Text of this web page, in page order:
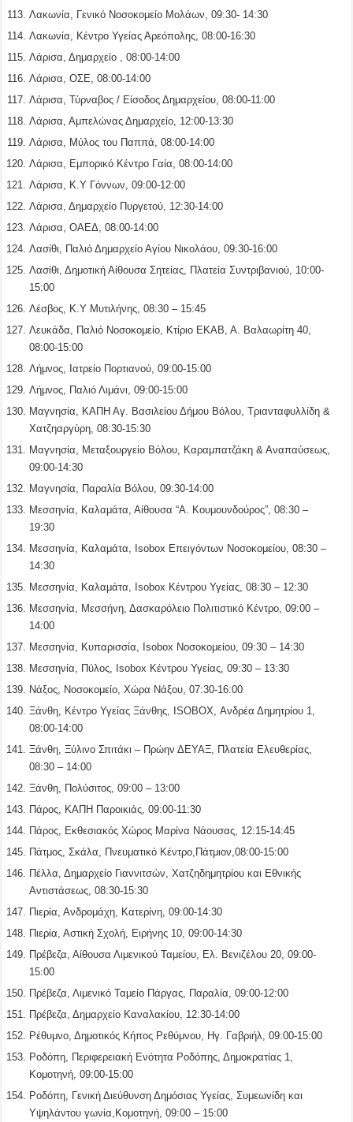
Λακωνία, Γενικό Νοσοκομείο Μολάων, 09:30- 14:30
Λακωνία, Κέντρο Υγείας Αρεόπολης, 08:00-16:30
Λάρισα, Δημαρχείο , 08:00-14:00
Λάρισα, ΟΣΕ, 08:00-14:00
Λάρισα, Τύρναβος / Είσοδος Δημαρχείου, 08:00-11:00
Λάρισα, Αμπελώνας Δημαρχείο, 12:00-13:30
Λάρισα, Μύλος του Παππά, 08:00-14:00
Λάρισα, Εμπορικό Κέντρο Γαία, 08:00-14:00
Λάρισα, Κ.Υ Γόννων, 09:00-12:00
Λάρισα, Δημαρχείο Πυργετού, 12:30-14:00
Λάρισα, ΟΑΕΔ, 08:00-14:00
Λασίθι, Παλιό Δημαρχείο Αγίου Νικολάου, 09:30-16:00
Λασίθι, Δημοτική Αίθουσα Σητείας, Πλατεία Συντριβανιού, 10:00-
15:00
Λέσβος, Κ.Υ Μυτιλήνης, 08:30 – 15:45
Λευκάδα, Παλιό Νοσοκομείο, Κτίριο ΕΚΑΒ, Α. Βαλαωρίτη 40,
08:00-15:00
Λήμνος, Ιατρείο Πορτιανού, 09:00-15:00
Λήμνος, Παλιό Λιμάνι, 09:00-15:00
Μαγνησία, ΚΑΠΗ Αγ. Βασιλείου Δήμου Βόλου, Τριανταφυλλίδη &
Χατζηαργύρη, 08:30-15:30
Μαγνησία, Μεταξουργείο Βόλου, Καραμπατζάκη & Αναπαύσεως,
09:00-14:30
Μαγνησία, Παραλία Βόλου, 09:30-14:00
Μεσσηνία, Καλαμάτα, Αίθουσα “Α. Κουμουνδούρος”, 08:30 –
19:30
Μεσσηνία, Καλαμάτα, Isobox Επειγόντων Νοσοκομείου, 08:30 –
14:30
Μεσσηνία, Καλαμάτα, Isobox Κέντρου Υγείας, 08:30 – 12:30
Μεσσηνία, Μεσσήνη, Δασκαρόλειο Πολιτιστικό Κέντρο, 09:00 –
14:00
Μεσσηνία, Κυπαρισσία, Isobox Νοσοκομείου, 09:30 – 14:30
Μεσσηνία, Πύλος, Isobox Κέντρου Υγείας, 09:30 – 13:30
Νάξος, Νοσοκομείο, Χώρα Νάξου, 07:30-16:00
Ξάνθη, Κέντρο Υγείας Ξάνθης, ISOBOX, Ανδρέα Δημητρίου 1,
08:00-14:00
Ξάνθη, Ξύλινο Σπιτάκι – Πρώην ΔΕΥΑΞ, Πλατεία Ελευθερίας,
08:30 – 14:00
Ξάνθη, Πολύσιτος, 09:00 – 13:00
Πάρος, ΚΑΠΗ Παροικιάς, 09:00-11:30
Πάρος, Εκθεσιακός Χώρος Μαρίνα Νάουσας, 12:15-14:45
Πάτμος, Σκάλα, Πνευματικό Κέντρο,Πάτμιον,08:00-15:00
Πέλλα, Δημαρχείο Γιαννιτσών, Χατζηδημητρίου και Εθνικής
Αντιστάσεως, 08:30-15:30
Πιερία, Ανδρομάχη, Κατερίνη, 09:00-14:30
Πιερία, Αστική Σχολή, Ειρήνης 10, 09:00-14:30
Πρέβεζα, Αίθουσα Λιμενικού Ταμείου, Ελ. Βενιζέλου 20, 09:00-
15:00
Πρέβεζα, Λιμενικό Ταμείο Πάργας, Παραλία, 09:00-12:00
Πρέβεζα, Δημαρχείο Καναλακίου, 12:30-14:00
Ρέθυμνο, Δημοτικός Κήπος Ρεθύμνου, Ηγ. Γαβριήλ, 09:00-15:00
Ροδόπη, Περιφερειακή Ενότητα Ροδόπης, Δημοκρατίας 1,
Κομοτηνή, 09:00-15:00
Ροδόπη, Γενική Διεύθυνση Δημόσιας Υγείας, Συμεωνίδη και
Υψηλάντου γωνία,Κομοτηνή, 09:00 – 15:00